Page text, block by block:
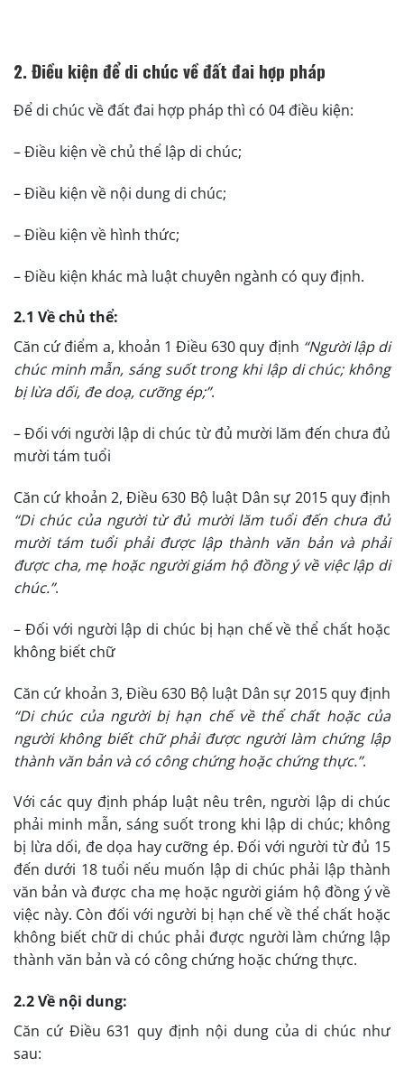
2. Điều kiện để di chúc về đất đai hợp pháp
Để di chúc về đất đai hợp pháp thì có 04 điều kiện:
– Điều kiện về chủ thể lập di chúc;
– Điều kiện về nội dung di chúc;
– Điều kiện về hình thức;
– Điều kiện khác mà luật chuyên ngành có quy định.
2.1 Về chủ thể:
Căn cứ điểm a, khoản 1 Điều 630 quy định “Người lập di
chúc minh mẫn, sáng suốt trong khi lập di chúc; không
bị lừa dối, đe doạ, cưỡng ép;”.
– Đối với người lập di chúc từ đủ mười lăm đến chưa đủ
mười tám tuổi
Căn cứ khoản 2, Điều 630 Bộ luật Dân sự 2015 quy định
“Di chúc của người từ đủ mười lăm tuổi đến chưa đủ
mười tám tuổi phải được lập thành văn bản và phải
được cha, mẹ hoặc người giám hộ đồng ý về việc lập di
chúc.”.
– Đối với người lập di chúc bị hạn chế về thể chất hoặc
không biết chữ
Căn cứ khoản 3, Điều 630 Bộ luật Dân sự 2015 quy định
“Di chúc của người bị hạn chế về thể chất hoặc của
người không biết chữ phải được người làm chứng lập
thành văn bản và có công chứng hoặc chứng thực.”.
Với các quy định pháp luật nêu trên, người lập di chúc
phải minh mẫn, sáng suốt trong khi lập di chúc; không
bị lừa dối, đe dọa hay cưỡng ép. Đối với người từ đủ 15
đến dưới 18 tuổi nếu muốn lập di chúc phải lập thành
văn bản và được cha mẹ hoặc người giám hộ đồng ý về
việc này. Còn đối với người bị hạn chế về thể chất hoặc
không biết chữ di chúc phải được người làm chứng lập
thành văn bản và có công chứng hoặc chứng thực.
2.2 Về nội dung:
Căn cứ Điều 631 quy định nội dung của di chúc như
sau: